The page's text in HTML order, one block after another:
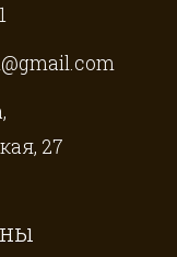
27